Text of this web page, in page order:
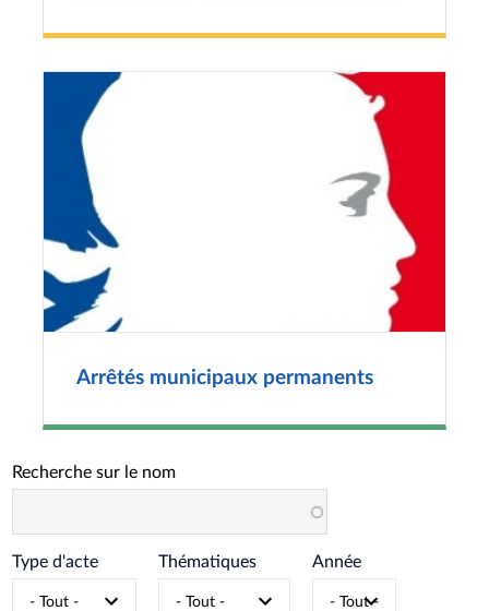
Arrêtés municipaux permanents
Recherche sur le nom
Type d'acte Thématiques Année